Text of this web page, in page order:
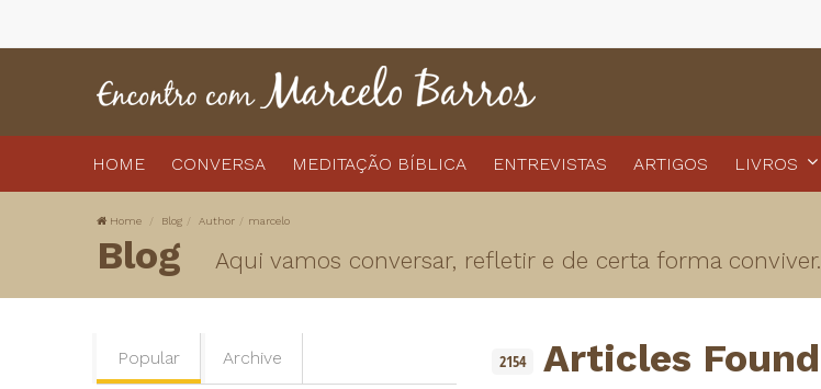
HOME CONVERSA MEDITAÇÃO BÍBLICA ENTREVISTAS ARTIGOS LIVROS
Home Blog Author marcelo
Blog Aqui vamos conversar, refletir e de certa forma conviver.
Popular Archive 2154 Articles Found